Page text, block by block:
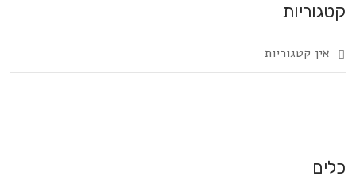
קטגוריות
אין קטגוריות
כלים